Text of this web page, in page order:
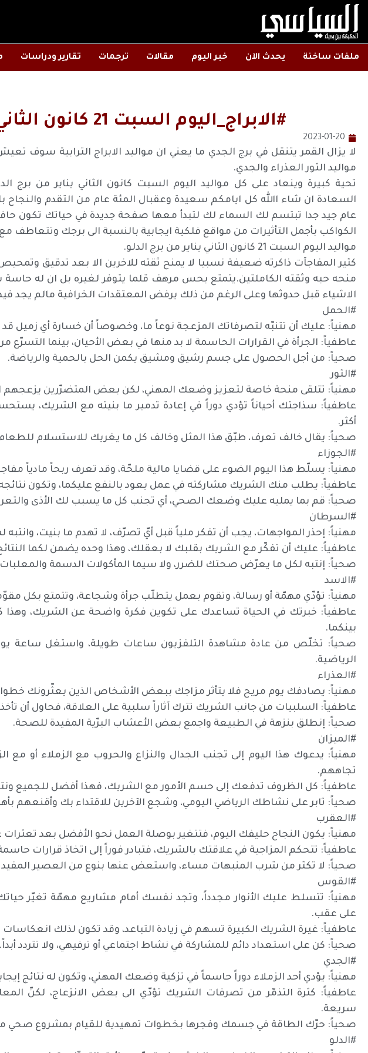
ملفات ساخنة يحدث الآن خبر اليوم مقالات ترجمات تقارير ودراسات
#الابراج_اليوم السبت 21 كانون الثاني يناير
2023-01-20
لا يزال القمر يتنقل في برج الجدي ما يعني ان مواليد الابراج الترابية سوف
مواليد الثور العذراء والجدي.
تحية كبيرة وينعاد على كل مواليد اليوم السبت كانون الثاني يناير من برج
السعادة ان شاء االله كل ايامكم سعيدة وعقبال المئة عام من التقدم والنجاح
عام جيد جدا تبتسم لك السماء لك لتبدأ معها صفحة جديدة في حياتك تكون
الكواكب بأجمل التأثيرات من مواقع فلكية ايجابية بالنسبة الى برجك وتتعاطف
مواليد اليوم السبت 21 كانون الثاني يناير من برج الدلو.
كثير المفاجآت ذاكرته ضعيفة نسبيا لا يمنح ثقته للاخرين الا بعد تدقيق
منحه حبه وثقته الكاملتين.يتمتع بحس مرهف قلما يتوفر لغيره بل ان له
الاشياء قبل حدوثها وعلى الرغم من ذلك يرفض المعتقدات الخرافية مالم يجد
#الحمل
مهنياً: عليك أن تتنبّه لتصرفاتك المزعجة نوعاً ما، وخصوصاً أن خسارة أي زميل
عاطفياً: الجرأة في القرارات الحاسمة لا بد منها في بعض الأحيان، بينما التسرّع
صحياً: من أجل الحصول على جسم رشيق ومشيق يكمن الحل بالحمية والرياضة.
#الثور
مهنياً: تتلقى منحة خاصة لتعزيز وضعك المهني، لكن بعض المتضرّرين يزعجهم
عاطفياً: سذاجتك أحياناً تؤدي دوراً في إعادة تدمير ما بنيته مع الشريك،
أكثر.
صحياً: يقال خالف تعرف، طبّق هذا المثل وخالف كل ما يغريك للاستسلام
#الجوزاء
مهنياً: يسلّط هذا اليوم الضوء على قضايا مالية ملحّة، وقد تعرف ربحاً مادياً
عاطفياً: يطلب منك الشريك مشاركته في عمل يعود بالنفع عليكما، وتكون نتائجه
صحياً: قم بما يمليه عليك وضعك الصحي، أي تجنب كل ما يسبب لك الأذى
#السرطان
مهنياً: إحذر المواجهات، يجب أن تفكر ملياً قبل أيّ تصرّف، لا تهدم ما بنيت، وانتبه
عاطفياً: عليك أن تفكّر مع الشريك بقلبك لا بعقلك، وهذا وحده يضمن لكما
صحياً: إنتبه لكل ما يعرّض صحتك للضرر، ولا سيما المأكولات الدسمة
#الاسد
مهنياً: تؤدّي مهمّة أو رسالة، وتقوم بعمل يتطلّب جرأة وشجاعة، وتتمتع بكل
عاطفياً: خبرتك في الحياة تساعدك على تكوين فكرة واضحة عن الشريك، وهذا
بينكما.
صحياً: تخلّص من عادة مشاهدة التلفزيون ساعات طويلة، واستغل ساعة
الرياضية.
#العذراء
مهنياً: يصادفك يوم مريح فلا يتأثر مزاجك ببعض الأشخاص الذين يعثّرونك
عاطفياً: السلبيات من جانب الشريك تترك آثاراً سلبية على العلاقة، فحاول أن تأخذ
صحياً: إنطلق بنزهة في الطبيعة واجمع بعض الأعشاب البرّية المفيدة للصحة.
#الميزان
مهنياً: يدعوك هذا اليوم إلى تجنب الجدال والنزاع والحروب مع الزملاء أو مع
تجاههم.
عاطفياً: كل الظروف تدفعك إلى حسم الأمور مع الشريك، فهذا أفضل للجميع
صحياً: ثابر على نشاطك الرياضي اليومي، وشجع الآخرين للاقتداء بك وأقنعهم
#العقرب
مهنياً: يكون النجاح حليفك اليوم، فتتغير بوصلة العمل نحو الأفضل بعد
عاطفياً: تتحكم المزاجية في علاقتك بالشريك، فتبادر فوراً إلى اتخاذ قرارات
صحياً: لا تكثر من شرب المنبهات مساء، واستعض عنها بنوع من العصير
#القوس
مهنياً: تتسلط عليك الأنوار مجدداً، وتجد نفسك أمام مشاريع مهمّة تغيّر حياتك
على عقب.
عاطفياً: غيرة الشريك الكبيرة تسهم في زيادة التباعد، وقد تكون لذلك
صحياً: كن على استعداد دائم للمشاركة في نشاط اجتماعي أو ترفيهي، ولا تتردد أبداً.
#الجدي
مهنياً: يؤدي أحد الزملاء دوراً حاسماً في تزكية وضعك المهني، وتكون له نتائج
عاطفياً: كثرة التذمّر من تصرفات الشريك تؤدّي الى بعض الانزعاج، لكنّ
سريعة.
صحياً: حرّك الطاقة في جسمك وفجرها بخطوات تمهيدية للقيام بمشروع صحي
#الدلو